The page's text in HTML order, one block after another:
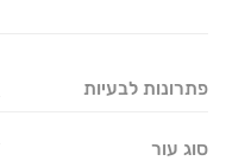
פתרונות לבעיות
סוג עור